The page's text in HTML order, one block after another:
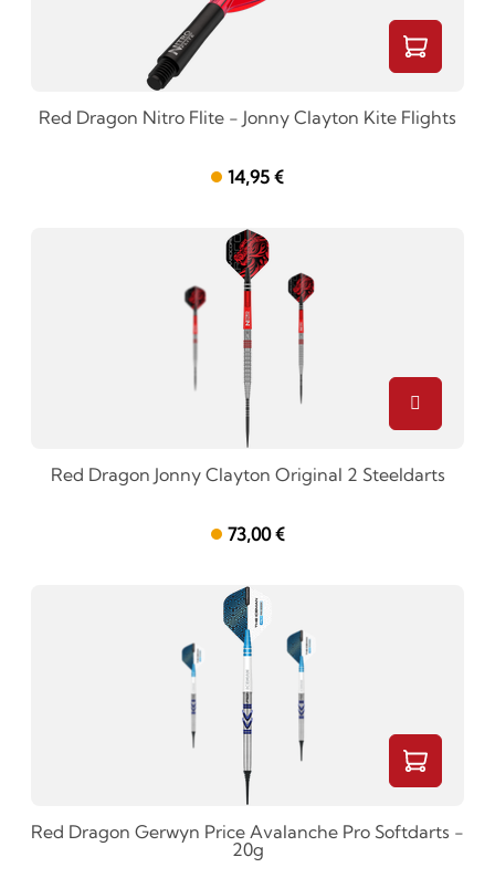
Red Dragon Nitro Flite - Jonny Clayton Kite Flights
14,95 €
Red Dragon Jonny Clayton Original 2 Steeldarts
73,00 €
Red Dragon Gerwyn Price Avalanche Pro Softdarts -
20g